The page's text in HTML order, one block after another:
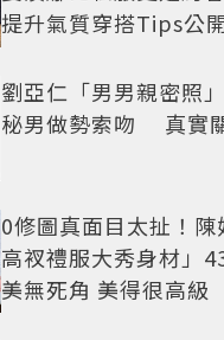
提升氣質穿搭Tips公
劉亞仁「男男親密照
秘男做勢索吻 真實
0修圖真面目太扯！陳
高衩禮服大秀身材」
美無死角 美得很高級